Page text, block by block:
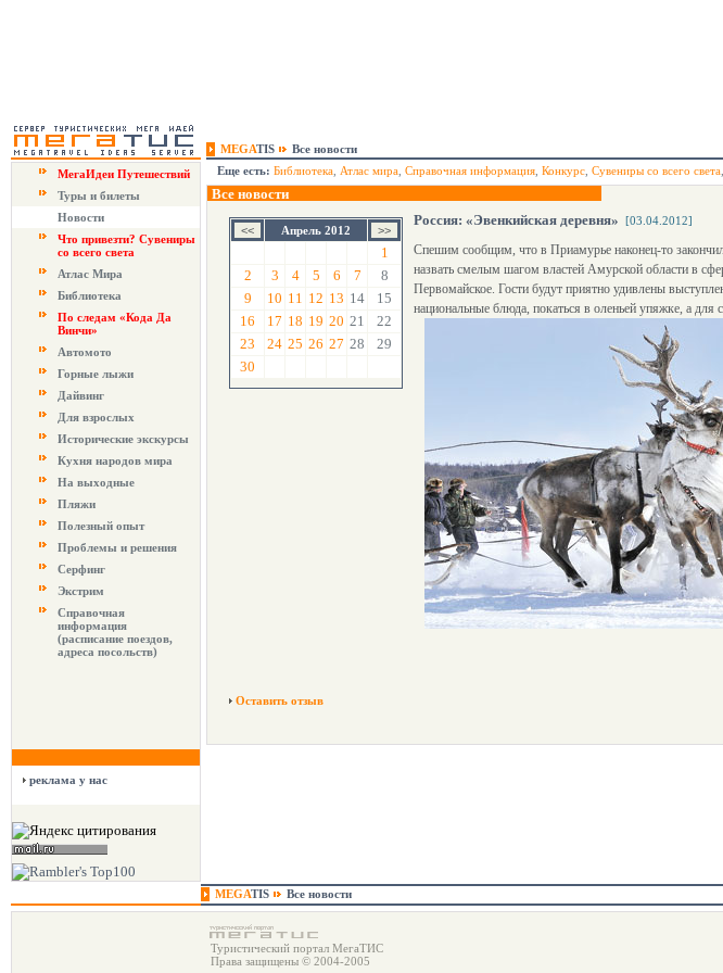
MEGATIS
Все новости
МегаИдеи Путешествий
Туры и билеты
Новости
Что привезти? Сувениры
со всего света
Атлас Мира
Библиотека
По следам «Кода Да
Винчи»
Автомото
Горные лыжи
Дайвинг
Для взрослых
Исторические экскурсы
Кухня народов мира
На выходные
Пляжи
Полезный опыт
Проблемы и решения
Серфинг
Экстрим
Справочная
информация
(расписание поездов,
адреса посольств)
реклама у нас
Еще есть: Библиотека Атлас мира Справочная информация Конкурс Сувениры со всего света
Все новости
Апрель 2012
1
2
3 4 5 6 7
8
9
10 11 12 13 14
15
16
17 18 19 20 21
22
23
24 25 26 27 28
29
30
Россия: «Эвенкийская деревня» [03.04.2012]
Спешим сообщим, что в Приамурье наконец-то
назвать смелым шагом властей Амурской области в
Первомайское. Гости будут приятно удивлены
национальные блюда, покаться в оленьей упяжке, а
Оставить отзыв
MEGATIS Все новости
Туристический портал МегаТИС
Права защищены © 2004-2005